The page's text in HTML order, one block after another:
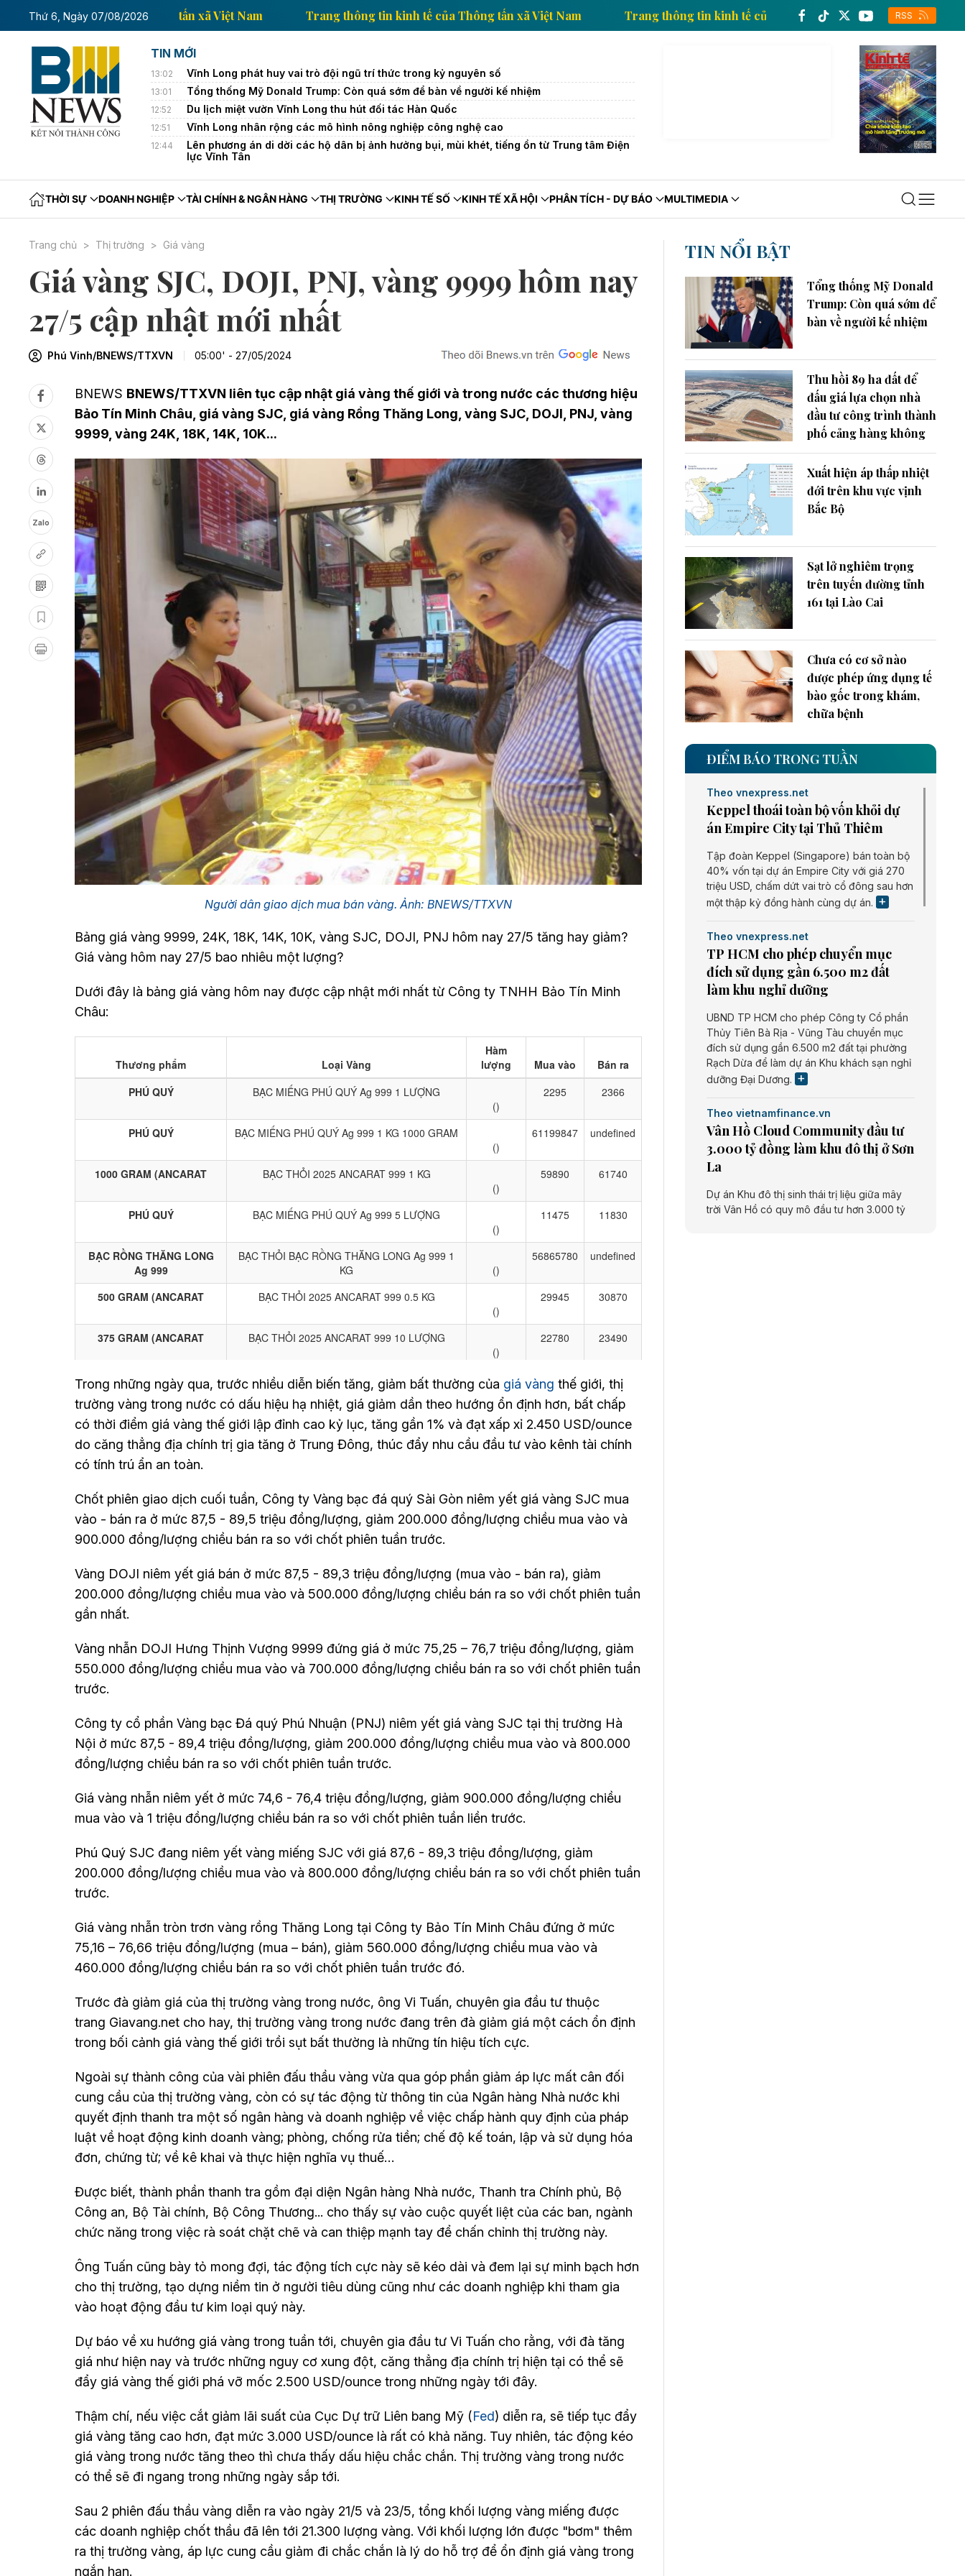
Thứ 6, Ngày 07/08/2026
Trang thông tin kinh tế của Thông tấn xã Việt Nam Trang thông tin kinh tế của Thông tấn xã Việt Nam Trang thông tin kinh tế của Thông tấn xã Việt Nam
RSS
TIN MỚI
13:02 Vĩnh Long phát huy vai trò đội ngũ trí thức trong kỷ nguyên số
13:01 Tổng thống Mỹ Donald Trump: Còn quá sớm để bàn về người kế nhiệm
12:52 Du lịch miệt vườn Vĩnh Long thu hút đối tác Hàn Quốc
12:51 Vĩnh Long nhân rộng các mô hình nông nghiệp công nghệ cao
12:44
Lên phương án di dời các hộ dân bị ảnh hưởng bụi, mùi khét, tiếng ồn từ Trung tâm Điện
lực Vĩnh Tân
THỜI SỰ DOANH NGHIỆP TÀI CHÍNH & NGÂN HÀNG THỊ TRƯỜNG KINH TẾ SỐ KINH TẾ XÃ HỘI PHÂN TÍCH - DỰ BÁO MULTIMEDIA
Trang chủ Thị trường Giá vàng
Giá vàng SJC, DOJI, PNJ, vàng 9999 hôm nay
27/5 cập nhật mới nhất
Phú Vinh/BNEWS/TTXVN 05:00' - 27/05/2024
Zalo
BNEWS BNEWS/TTXVN liên tục cập nhật giá vàng thế giới và trong nước các thương hiệu
Bảo Tín Minh Châu, giá vàng SJC, giá vàng Rồng Thăng Long, vàng SJC, DOJI, PNJ, vàng
9999, vàng 24K, 18K, 14K, 10K...
Người dân giao dịch mua bán vàng. Ảnh: BNEWS/TTXVN
Bảng giá vàng 9999, 24K, 18K, 14K, 10K, vàng SJC, DOJI, PNJ hôm nay 27/5 tăng hay giảm?
Giá vàng hôm nay 27/5 bao nhiêu một lượng?
Dưới đây là bảng giá vàng hôm nay được cập nhật mới nhất từ Công ty TNHH Bảo Tín Minh
Châu:
Trong những ngày qua, trước nhiều diễn biến tăng, giảm bất thường của giá vàng thế giới, thị
trường vàng trong nước có dấu hiệu hạ nhiệt, giá giảm dần theo hướng ổn định hơn, bất chấp
có thời điểm giá vàng thế giới lập đỉnh cao kỷ lục, tăng gần 1% và đạt xấp xỉ 2.450 USD/ounce
do căng thẳng địa chính trị gia tăng ở Trung Đông, thúc đẩy nhu cầu đầu tư vào kênh tài chính
có tính trú ẩn an toàn.
Chốt phiên giao dịch cuối tuần, Công ty Vàng bạc đá quý Sài Gòn niêm yết giá vàng SJC mua
vào - bán ra ở mức 87,5 - 89,5 triệu đồng/lượng, giảm 200.000 đồng/lượng chiều mua vào và
900.000 đồng/lượng chiều bán ra so với chốt phiên tuần trước.
Vàng DOJI niêm yết giá bán ở mức 87,5 - 89,3 triệu đồng/lượng (mua vào - bán ra), giảm
200.000 đồng/lượng chiều mua vào và 500.000 đồng/lượng chiều bán ra so với chốt phiên tuần
gần nhất.
Vàng nhẫn DOJI Hưng Thịnh Vượng 9999 đứng giá ở mức 75,25 – 76,7 triệu đồng/lượng, giảm
550.000 đồng/lượng chiều mua vào và 700.000 đồng/lượng chiều bán ra so với chốt phiên tuần
trước.
Công ty cổ phần Vàng bạc Đá quý Phú Nhuận (PNJ) niêm yết giá vàng SJC tại thị trường Hà
Nội ở mức 87,5 - 89,4 triệu đồng/lượng, giảm 200.000 đồng/lượng chiều mua vào và 800.000
đồng/lượng chiều bán ra so với chốt phiên tuần trước.
Giá vàng nhẫn niêm yết ở mức 74,6 - 76,4 triệu đồng/lượng, giảm 900.000 đồng/lượng chiều
mua vào và 1 triệu đồng/lượng chiều bán ra so với chốt phiên tuần liền trước.
Phú Quý SJC đang niêm yết vàng miếng SJC với giá 87,6 - 89,3 triệu đồng/lượng, giảm
200.000 đồng/lượng chiều mua vào và 800.000 đồng/lượng chiều bán ra so với chốt phiên tuần
trước.
Giá vàng nhẫn tròn trơn vàng rồng Thăng Long tại Công ty Bảo Tín Minh Châu đứng ở mức
75,16 – 76,66 triệu đồng/lượng (mua – bán), giảm 560.000 đồng/lượng chiều mua vào và
460.000 đồng/lượng chiều bán ra so với chốt phiên tuần trước đó.
Trước đà giảm giá của thị trường vàng trong nước, ông Vi Tuấn, chuyên gia đầu tư thuộc
trang Giavang.net cho hay, thị trường vàng trong nước đang trên đà giảm giá một cách ổn định
trong bối cảnh giá vàng thế giới trồi sụt bất thường là những tín hiệu tích cực.
Ngoài sự thành công của vài phiên đấu thầu vàng vừa qua góp phần giảm áp lực mất cân đối
cung cầu của thị trường vàng, còn có sự tác động từ thông tin của Ngân hàng Nhà nước khi
quyết định thanh tra một số ngân hàng và doanh nghiệp về việc chấp hành quy định của pháp
luật về hoạt động kinh doanh vàng; phòng, chống rửa tiền; chế độ kế toán, lập và sử dụng hóa
đơn, chứng từ; về kê khai và thực hiện nghĩa vụ thuế…
Được biết, thành phần thanh tra gồm đại diện Ngân hàng Nhà nước, Thanh tra Chính phủ, Bộ
Công an, Bộ Tài chính, Bộ Công Thương... cho thấy sự vào cuộc quyết liệt của các ban, ngành
chức năng trong việc rà soát chặt chẽ và can thiệp mạnh tay để chấn chỉnh thị trường này.
Ông Tuấn cũng bày tỏ mong đợi, tác động tích cực này sẽ kéo dài và đem lại sự minh bạch hơn
cho thị trường, tạo dựng niềm tin ở người tiêu dùng cũng như các doanh nghiệp khi tham gia
vào hoạt động đầu tư kim loại quý này.
Dự báo về xu hướng giá vàng trong tuần tới, chuyên gia đầu tư Vi Tuấn cho rằng, với đà tăng
giá như hiện nay và trước những nguy cơ xung đột, căng thẳng địa chính trị hiện tại có thể sẽ
đẩy giá vàng thế giới phá vỡ mốc 2.500 USD/ounce trong những ngày tới đây.
Thậm chí, nếu việc cắt giảm lãi suất của Cục Dự trữ Liên bang Mỹ (Fed) diễn ra, sẽ tiếp tục đẩy
giá vàng tăng cao hơn, đạt mức 3.000 USD/ounce là rất có khả năng. Tuy nhiên, tác động kéo
giá vàng trong nước tăng theo thì chưa thấy dấu hiệu chắc chắn. Thị trường vàng trong nước
có thể sẽ đi ngang trong những ngày sắp tới.
Sau 2 phiên đấu thầu vàng diễn ra vào ngày 21/5 và 23/5, tổng khối lượng vàng miếng được
các doanh nghiệp chốt thầu đã lên tới 21.300 lượng vàng. Với khối lượng lớn được "bơm" thêm
ra thị trường vàng, áp lực cung cầu giảm đi chắc chắn là lý do hỗ trợ để ổn định giá vàng trong
ngắn hạn.
TIN NỔI BẬT
Tổng thống Mỹ Donald
Trump: Còn quá sớm để
bàn về người kế nhiệm
Thu hồi 89 ha đất để
đấu giá lựa chọn nhà
đầu tư công trình thành
phố cảng hàng không
Xuất hiện áp thấp nhiệt
đới trên khu vực vịnh
Bắc Bộ
Sạt lở nghiêm trọng
trên tuyến đường tỉnh
161 tại Lào Cai
Chưa có cơ sở nào
được phép ứng dụng tế
bào gốc trong khám,
chữa bệnh
ĐIỂM BÁO TRONG TUẦN
Theo vnexpress.net
Keppel thoái toàn bộ vốn khỏi dự
án Empire City tại Thủ Thiêm
Tập đoàn Keppel (Singapore) bán toàn bộ
40% vốn tại dự án Empire City với giá 270
triệu USD, chấm dứt vai trò cổ đông sau hơn
một thập kỷ đồng hành cùng dự án.
Theo vnexpress.net
TP HCM cho phép chuyển mục
đích sử dụng gần 6.500 m2 đất
làm khu nghỉ dưỡng
UBND TP HCM cho phép Công ty Cổ phần
Thủy Tiên Bà Rịa - Vũng Tàu chuyển mục
đích sử dụng gần 6.500 m2 đất tại phường
Rạch Dừa để làm dự án Khu khách sạn nghỉ
dưỡng Đại Dương.
Theo vietnamfinance.vn
Vân Hồ Cloud Community đầu tư
3.000 tỷ đồng làm khu đô thị ở Sơn
La
Dự án Khu đô thị sinh thái trị liệu giữa mây
trời Vân Hồ có quy mô đầu tư hơn 3.000 tỷ